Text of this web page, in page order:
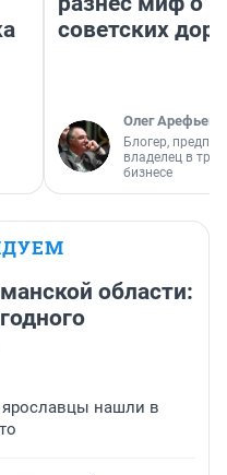
советских
Олег Арефьев
Блогер,
владелец в
бизнесе
области:
ярославцы нашли в